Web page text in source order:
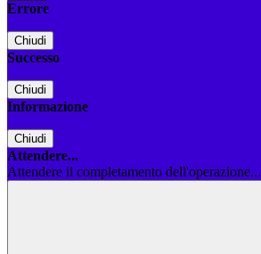
Errore
Chiudi
Successo
Chiudi
Informazione
Chiudi
Attendere...
Attendere il completamento dell'operazione...